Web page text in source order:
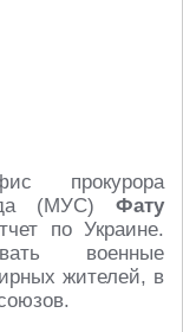
прокурора
(МУС) Фату
по Украине.
военные
жителей, в